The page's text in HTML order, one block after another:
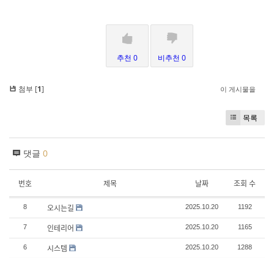
추천 0 비추천 0
첨부 [1] 이 게시물을
목록
댓글 0
번호 제목 날짜 조회 수
8 오시는길 2025.10.20 1192
7 인테리어 2025.10.20 1165
6 시스템 2025.10.20 1288